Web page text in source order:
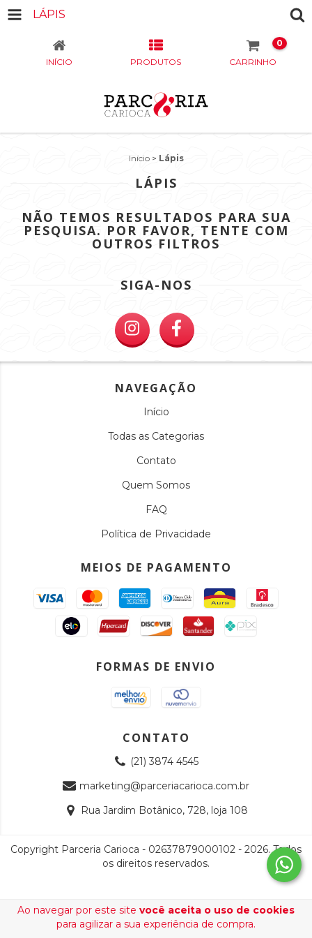
LÁPIS
INÍCIO PRODUTOS CARRINHO
0
Ao navegar por este site você aceita o uso de cookies
para agilizar a sua experiência de compra.
Início > Lápis
LÁPIS
NÃO TEMOS RESULTADOS PARA SUA
PESQUISA. POR FAVOR, TENTE COM
OUTROS FILTROS
SIGA-NOS
NAVEGAÇÃO
Início
Todas as Categorias
Contato
Quem Somos
FAQ
Política de Privacidade
MEIOS DE PAGAMENTO
FORMAS DE ENVIO
CONTATO
(21) 3874 4545
marketing@parceriacarioca.com.br
Rua Jardim Botânico, 728, loja 108
Copyright Parceria Carioca - 02637879000102 - 2026. Todos
os direitos reservados.